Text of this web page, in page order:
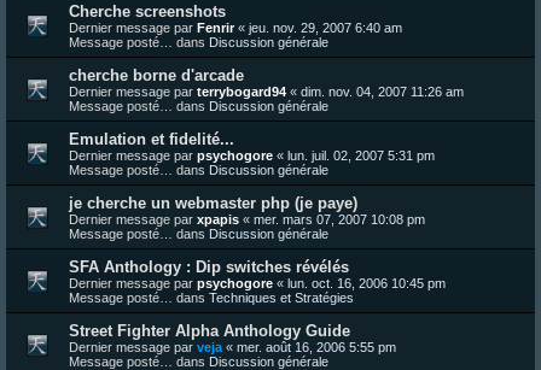
Cherche screenshots
Dernier message par Fenrir« jeu. nov. 29, 2007 6:40 am
Message posté… dans Discussion générale
cherche borne d'arcade
Dernier message par terrybogard94 « dim. nov. 04, 2007 11:26 am
Message posté… dans Discussion générale
Emulation et fidelité...
Dernier message par psychogore « lun. juil. 02, 2007 5:31 pm
Message posté… dans Discussion générale
je cherche un webmaster php (je paye)
Dernier message par xpapis « mer. mars 07, 2007 10:08 pm
Message posté… dans Discussion générale
SFA Anthology : Dip switches révélés
Dernier message par psychogore « lun. oct. 16, 2006 10:45 pm
Message posté… dans Techniques et Stratégies
Street Fighter Alpha Anthology Guide
Dernier message par veja « mer. août 16, 2006 5:55 pm
Message posté… dans Discussion générale